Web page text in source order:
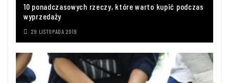
10 ponadczasowych rzeczy, które warto kupić podczas
wyprzedaży
29 LISTOPADA 2019